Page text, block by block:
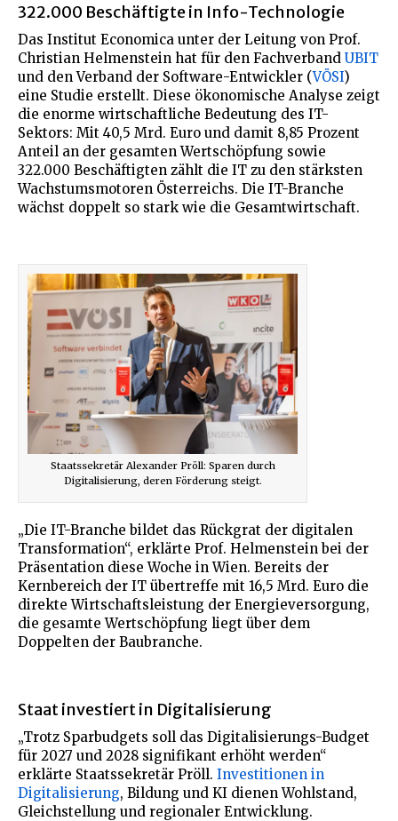
322.000 Beschäftigte in Info-Technologie
Das Institut Economica unter der Leitung von Prof.
Christian Helmenstein hat für den Fachverband UBIT
und den Verband der Software-Entwickler (VÖSI)
eine Studie erstellt. Diese ökonomische Analyse zeigt
die enorme wirtschaftliche Bedeutung des IT-
Sektors: Mit 40,5 Mrd. Euro und damit 8,85 Prozent
Anteil an der gesamten Wertschöpfung sowie
322.000 Beschäftigten zählt die IT zu den stärksten
Wachstumsmotoren Österreichs. Die IT-Branche
wächst doppelt so stark wie die Gesamtwirtschaft.
Staatssekretär Alexander Pröll: Sparen durch
Digitalisierung, deren Förderung steigt.
„Die IT-Branche bildet das Rückgrat der digitalen
Transformation“, erklärte Prof. Helmenstein bei der
Präsentation diese Woche in Wien. Bereits der
Kernbereich der IT übertreffe mit 16,5 Mrd. Euro die
direkte Wirtschaftsleistung der Energieversorgung,
die gesamte Wertschöpfung liegt über dem
Doppelten der Baubranche.
Staat investiert in Digitalisierung
„Trotz Sparbudgets soll das Digitalisierungs-Budget
für 2027 und 2028 signifikant erhöht werden“
erklärte Staatssekretär Pröll. Investitionen in
Digitalisierung, Bildung und KI dienen Wohlstand,
Gleichstellung und regionaler Entwicklung.